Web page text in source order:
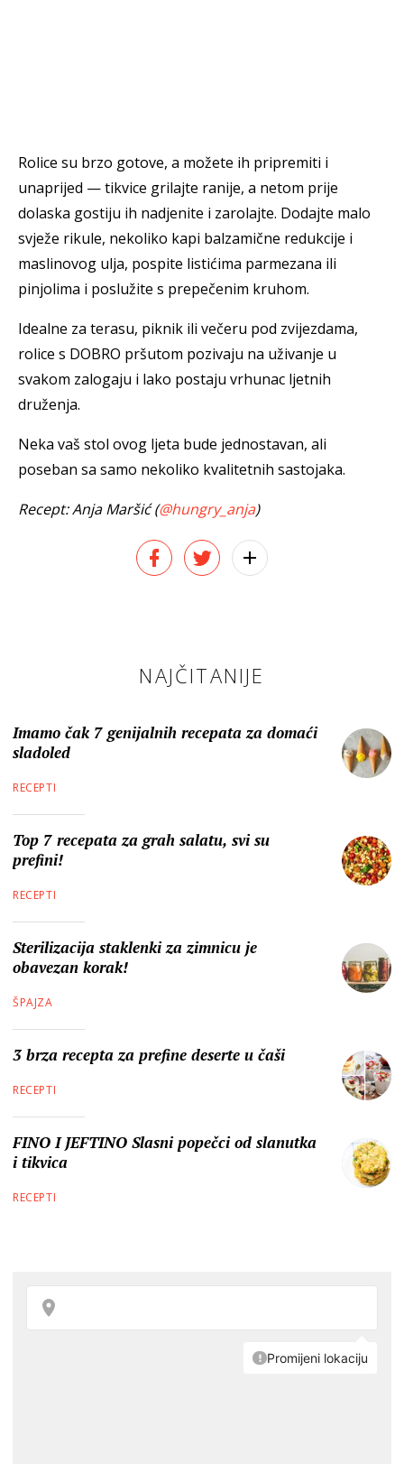
Rolice su brzo gotove, a možete ih pripremiti i
unaprijed — tikvice grilajte ranije, a netom prije
dolaska gostiju ih nadjenite i zarolajte. Dodajte malo
svježe rikule, nekoliko kapi balzamične redukcije i
maslinovog ulja, pospite listićima parmezana ili
pinjolima i poslužite s prepečenim kruhom.
Idealne za terasu, piknik ili večeru pod zvijezdama,
rolice s DOBRO pršutom pozivaju na uživanje u
svakom zalogaju i lako postaju vrhunac ljetnih
druženja.
Neka vaš stol ovog ljeta bude jednostavan, ali
poseban sa samo nekoliko kvalitetnih sastojaka.
Recept: Anja Maršić (@hungry_anja)
NAJČITANIJE
Imamo čak 7 genijalnih recepata za domaći
sladoled
RECEPTI
Top 7 recepata za grah salatu, svi su
prefini!
RECEPTI
Sterilizacija staklenki za zimnicu je
obavezan korak!
ŠPAJZA
3 brza recepta za prefine deserte u čaši
RECEPTI
FINO I JEFTINO Slasni popečci od slanutka
i tikvica
RECEPTI